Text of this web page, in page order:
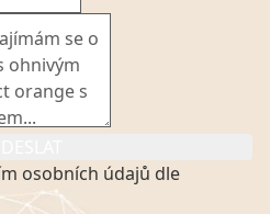
osobních údajů dle